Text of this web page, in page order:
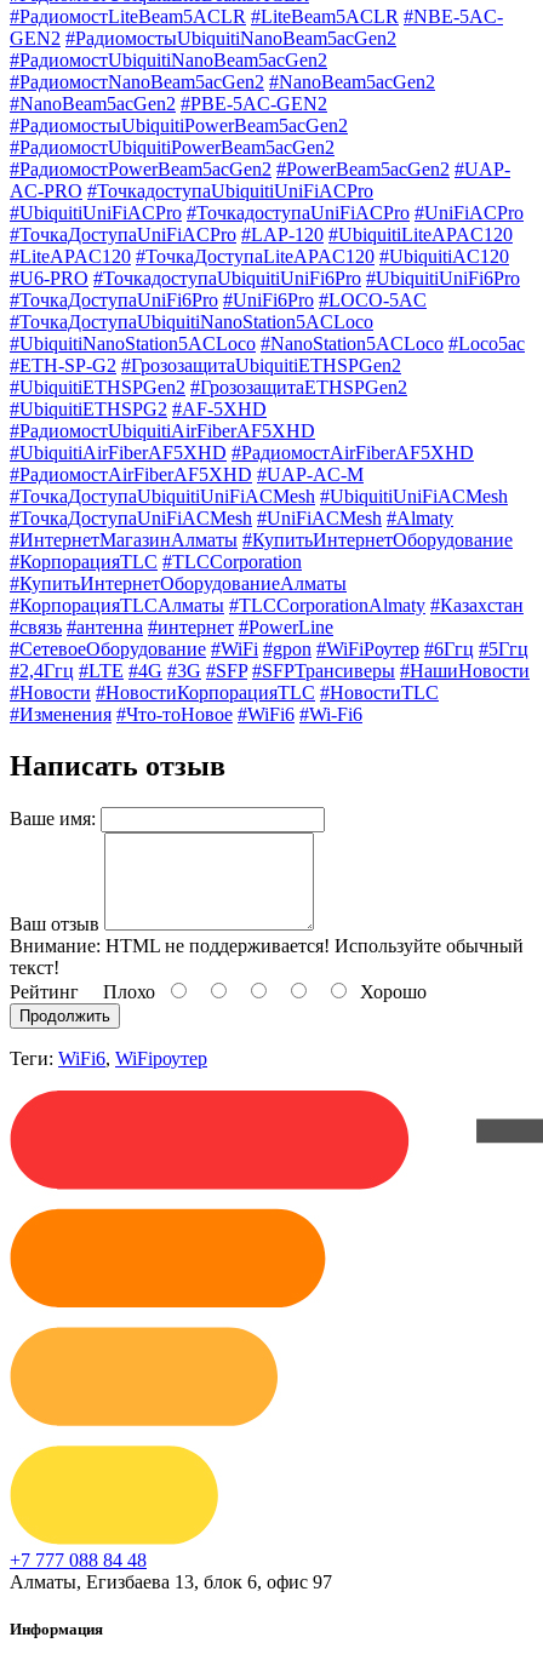
#РадиомостLiteBeam5ACLR #LiteBeam5ACLR #NBE-5AC-
GEN2 #РадиомостыUbiquitiNanoBeam5acGen2
#РадиомостUbiquitiNanoBeam5acGen2
#РадиомостNanoBeam5acGen2 #NanoBeam5acGen2
#NanoBeam5acGen2 #PBE-5AC-GEN2
#РадиомостыUbiquitiPowerBeam5acGen2
#РадиомостUbiquitiPowerBeam5acGen2
#РадиомостPowerBeam5acGen2 #PowerBeam5acGen2 #UAP-
AC-PRO #ТочкадоступаUbiquitiUniFiACPro
#UbiquitiUniFiACPro #ТочкадоступаUniFiACPro #UniFiACPro
#ТочкаДоступаUniFiACPro #LAP-120 #UbiquitiLiteAPAC120
#LiteAPAC120 #ТочкаДоступаLiteAPAC120 #UbiquitiAC120
#U6-PRO #ТочкадоступаUbiquitiUniFi6Pro #UbiquitiUniFi6Pro
#ТочкаДоступаUniFi6Pro #UniFi6Pro #LOCO-5AC
#ТочкаДоступаUbiquitiNanoStation5ACLoco
#UbiquitiNanoStation5ACLoco #NanoStation5ACLoco #Loco5ac
#ETH-SP-G2 #ГрозозащитаUbiquitiETHSPGen2
#UbiquitiETHSPGen2 #ГрозозащитаETHSPGen2
#UbiquitiETHSPG2 #AF-5XHD
#РадиомостUbiquitiAirFiberAF5XHD
#UbiquitiAirFiberAF5XHD #РадиомостAirFiberAF5XHD
#РадиомостAirFiberAF5XHD #UAP-AC-M
#ТочкаДоступаUbiquitiUniFiACMesh #UbiquitiUniFiACMesh
#ТочкаДоступаUniFiACMesh #UniFiACMesh #Almaty
#ИнтернетМагазинАлматы #КупитьИнтернетОборудование
#КорпорацияTLC #TLCCorporation
#КупитьИнтернетОборудованиеАлматы
#КорпорацияTLCАлматы #TLCCorporationAlmaty #Казахстан
#связь #антенна #интернет #PowerLine
#СетевоеОборудование #WiFi #gpon #WiFiРоутер #6Ггц #5Ггц
#2,4Ггц #LTE #4G #3G #SFP #SFPТрансиверы #НашиНовости
#Новости #НовостиКорпорацияTLC #НовостиTLC
#Изменения #Что-тоНовое #WiFi6 #Wi-Fi6
Написать отзыв
Ваше имя:
Ваш отзыв
Внимание: HTML не поддерживается! Используйте обычный
текст!
Рейтинг Плохо Хорошо
Продолжить
Теги: WiFi6, WiFiроутер
+7 777 088 84 48
Алматы, Егизбаева 13, блок 6, офис 97
Информация